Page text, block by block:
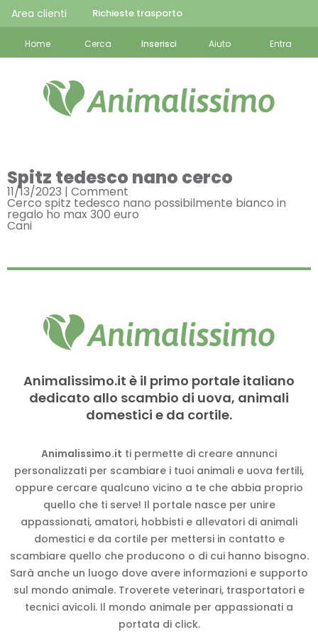
Area clienti Richieste trasporto
Home Cerca Inserisci Aiuto Entra
Spitz tedesco nano cerco
11/13/2023 | Comment
Cerco spitz tedesco nano possibilmente bianco in
regalo ho max 300 euro
Cani
Animalissimo.it è il primo portale italiano
dedicato allo scambio di uova, animali
domestici e da cortile.
Animalissimo.it ti permette di creare annunci
personalizzati per scambiare i tuoi animali e uova fertili,
oppure cercare qualcuno vicino a te che abbia proprio
quello che ti serve! Il portale nasce per unire
appassionati, amatori, hobbisti e allevatori di animali
domestici e da cortile per mettersi in contatto e
scambiare quello che producono o di cui hanno bisogno.
Sarà anche un luogo dove avere informazioni e supporto
sul mondo animale. Troverete veterinari, trasportatori e
tecnici avicoli. Il mondo animale per appassionati a
portata di click.